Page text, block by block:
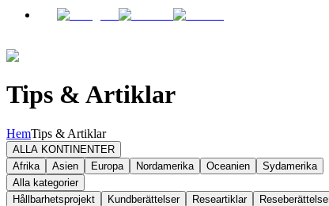
Tips & Artiklar
HemTips & Artiklar
ALLA KONTINENTER
Afrika
Asien Europa Nordamerika Oceanien
Sydamerika
Alla kategorier
Hållbarhetsprojekt
Kundberättelser Researtiklar